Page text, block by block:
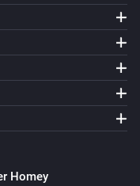
Homey